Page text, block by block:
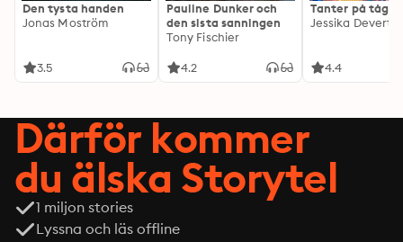
Den tysta handen
Jonas Moström
3.5
Pauline Dunker och
den sista sanningen
Tony Fischier
4.2
Tanter på tåg
Jessika Devert
4.4
Därför kommer
du älska Storytel
1 miljon stories
Lyssna och läs offline